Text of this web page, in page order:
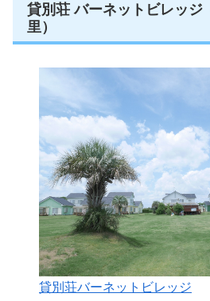
貸別荘 バーネットビレッジ
里）
貸別荘バーネットビレッジ